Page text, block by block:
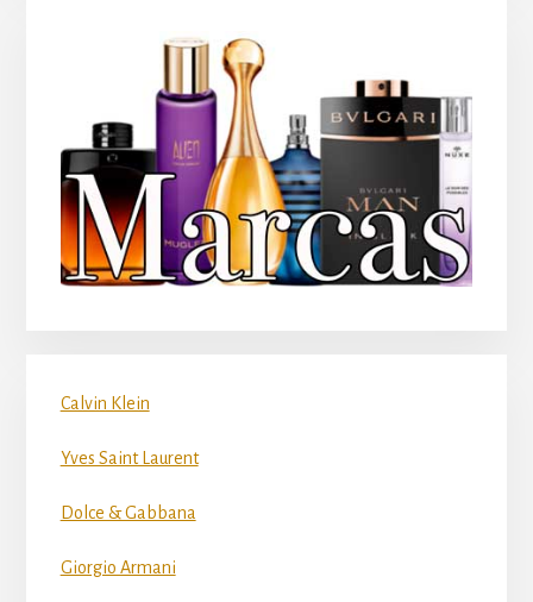
Calvin Klein
Yves Saint Laurent
Dolce & Gabbana
Giorgio Armani